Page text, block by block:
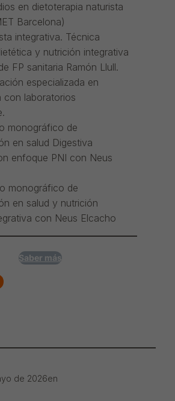
en dietoterapia naturista
Barcelona)
integrativa. Técnica
y nutrición integrativa
FP sanitaria Ramón Llull.
especializada en
con laboratorios
monográfico de
en salud Digestiva
enfoque PNI con Neus
monográfico de
en salud y nutrición
con Neus Elcacho
Saber más
de 2026en